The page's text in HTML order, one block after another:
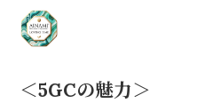
＜5GCの魅力＞